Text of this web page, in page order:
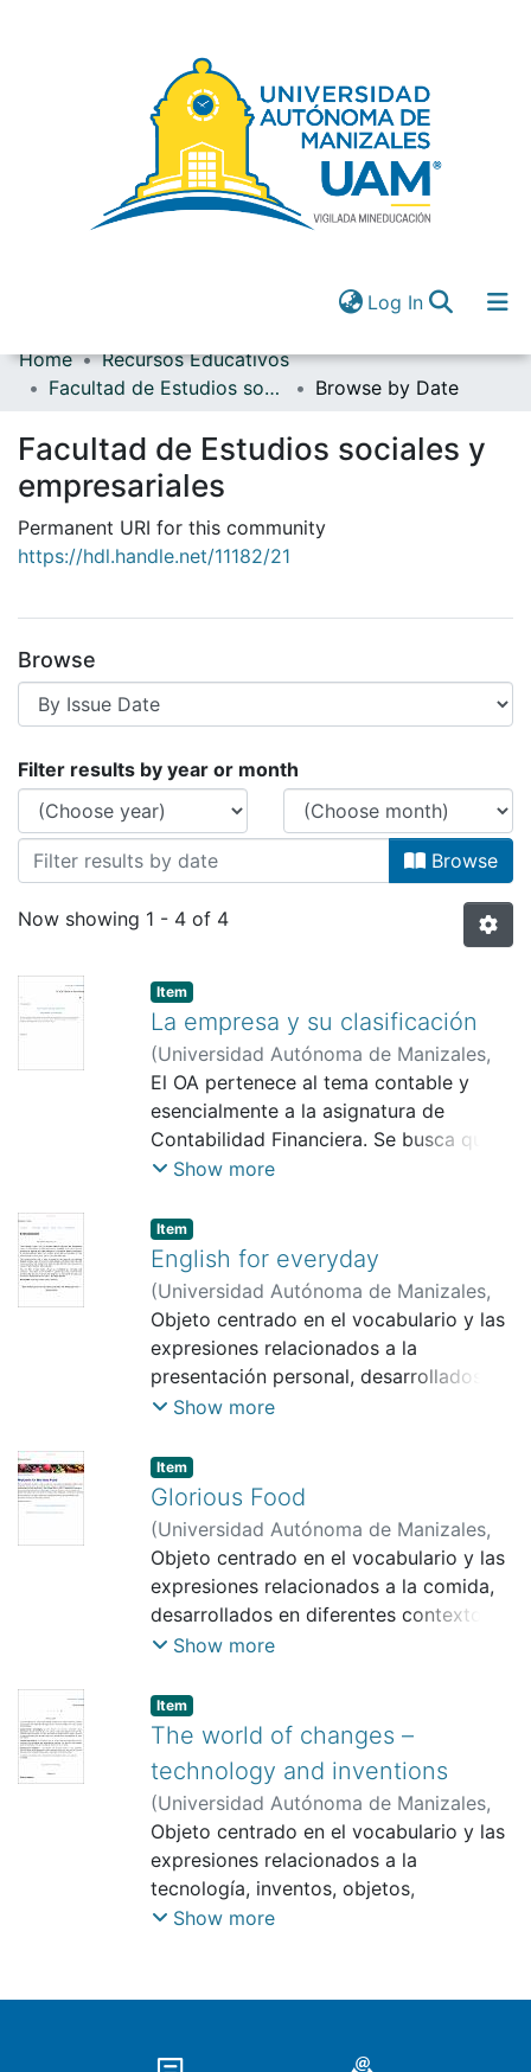
Log In(current)
Communities & Collections
All of DSpace
Home
Recursos Educativos
Facultad de Estudios sociales y empresariales
Browse by Date
Facultad de Estudios sociales y
empresariales
Permanent URI for this community
https://hdl.handle.net/11182/21
Browse
Browsing Facultad de Estudios
Filter results by year or month
Browse
Now showing 1 - 4 of 4
Item
La empresa y su clasificación
(Universidad Autónoma de Manizales,
2019)Carmona Grajales, Jairo
El OA pertenece al tema contable y
esencialmente a la asignatura de
Contabilidad Financiera. Se busca que
el estudiante interiorice la clasificación
normatividad vigente.
Show more
Item
English for everyday
(Universidad Autónoma de Manizales,
2019)Pérez Ríos, Susana Andrea
Objeto centrado en el vocabulario y las
expresiones relacionados a la
presentación personal, desarrollados en
diferentes contextos comunicativos que
las actividades que se realizan en el
tiempo libre.
Show more
Item
Glorious Food
(Universidad Autónoma de Manizales,
2019)Villa Parra, Diana Carolina
Objeto centrado en el vocabulario y las
expresiones relacionados a la comida,
desarrollados en diferentes contextos
comunicativos que incluyen el mercado,
Show more
Item
The world of changes –
technology and inventions
(Universidad Autónoma de Manizales,
2019)Agudelo Ríos, Jorge Eduardo
Objeto centrado en el vocabulario y las
expresiones relacionados a la
tecnología, inventos, objetos,
descubrimientos, historia y productos
expressions related to technology,
and iconic products that have been
Show more